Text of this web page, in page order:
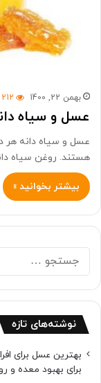
بهمن 22, 1400 212
عسل و سیاه
عسل و سیاه دانه هر
هستند. روغن سیاه
بیشتر بخوانید »
نوشته‌های تازه
برای بهبود معده